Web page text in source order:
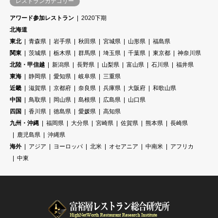
アワード参加レストラン
2020下期
北海道
東北
青森県 岩手県 秋田県 宮城県 山形県
福島県
関東
茨城県 栃木県 群馬県 埼玉県 千葉県 東京都
神奈川県
北陸・甲信越
新潟県 長野県 山梨県 富山県 石川県
福井県
東海
静岡県 愛知県 岐阜県
三重県
近畿
滋賀県 京都府 奈良県 兵庫県 大阪府
和歌山県
中国
鳥取県 岡山県 島根県 広島県
山口県
四国
香川県 徳島県 愛媛県
高知県
九州・沖縄
福岡県 大分県 宮崎県 佐賀県 熊本県
長崎県
鹿児島県
沖縄県
海外
アジア ヨーロッパ 北米 オセアニア 中南米
アフリカ
中東